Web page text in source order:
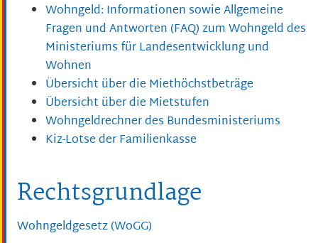
Wohngeld: Informationen sowie Allgemeine
Fragen und Antworten (FAQ) zum Wohngeld des
Ministeriums für Landesentwicklung und
Wohnen
Übersicht über die Miethöchstbeträge
Übersicht über die Mietstufen
Wohngeldrechner des Bundesministeriums
Kiz-Lotse der Familienkasse
Rechtsgrundlage
Wohngeldgesetz (WoGG)